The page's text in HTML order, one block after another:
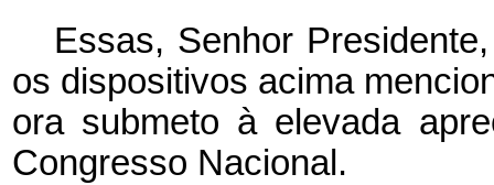
Essas, Senhor
os dispositivos acima
ora submeto à elevada
Congresso Nacional.